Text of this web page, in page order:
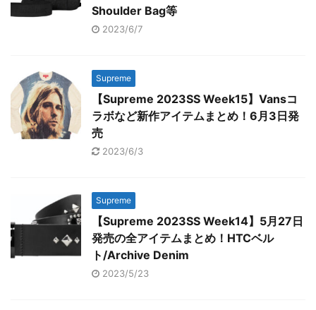
Shoulder Bag等
2023/6/7
Supreme
【Supreme 2023SS Week15】Vansコ
ラボなど新作アイテムまとめ！6月3日発
売
2023/6/3
Supreme
【Supreme 2023SS Week14】5月27日
発売の全アイテムまとめ！HTCベル
ト/Archive Denim
2023/5/23